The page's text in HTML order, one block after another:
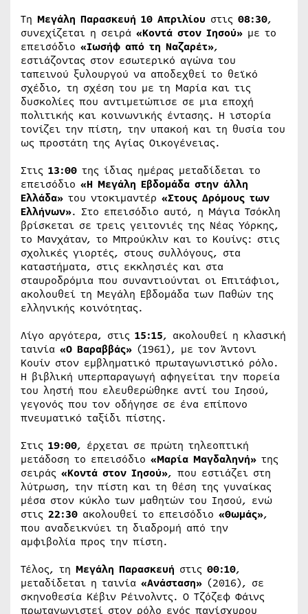
Τη Μεγάλη Παρασκευή 10 Απριλίου στις 08:30,
συνεχίζεται η σειρά «Κοντά στον Ιησού» με το
επεισόδιο «Ιωσήφ από τη Ναζαρέτ»,
εστιάζοντας στον εσωτερικό αγώνα του
ταπεινού ξυλουργού να αποδεχθεί το θεϊκό
σχέδιο, τη σχέση του με τη Μαρία και τις
δυσκολίες που αντιμετώπισε σε μια εποχή
πολιτικής και κοινωνικής έντασης. Η ιστορία
τονίζει την πίστη, την υπακοή και τη θυσία του
ως προστάτη της Αγίας Οικογένειας.
Στις 13:00 της ίδιας ημέρας μεταδίδεται το
επεισόδιο «Η Μεγάλη Εβδομάδα στην άλλη
Ελλάδα» του ντοκιμαντέρ «Στους Δρόμους των
Ελλήνων». Στο επεισόδιο αυτό, η Μάγια Τσόκλη
βρίσκεται σε τρεις γειτονιές της Νέας Υόρκης,
το Μανχάταν, το Μπρούκλιν και το Κουίνς: στις
σχολικές γιορτές, στους συλλόγους, στα
καταστήματα, στις εκκλησιές και στα
σταυροδρόμια που συναντιούνται οι Επιτάφιοι,
ακολουθεί τη Μεγάλη Εβδομάδα των Παθών της
ελληνικής κοινότητας.
Λίγο αργότερα, στις 15:15, ακολουθεί η κλασική
ταινία «Ο Βαραββάς» (1961), με τον Άντονι
Κουίν στον εμβληματικό πρωταγωνιστικό ρόλο.
Η βιβλική υπερπαραγωγή αφηγείται την πορεία
του ληστή που ελευθερώθηκε αντί του Ιησού,
γεγονός που τον οδήγησε σε ένα επίπονο
πνευματικό ταξίδι πίστης.
Στις 19:00, έρχεται σε πρώτη τηλεοπτική
μετάδοση το επεισόδιο «Μαρία Μαγδαληνή» της
σειράς «Κοντά στον Ιησού», που εστιάζει στη
λύτρωση, την πίστη και τη θέση της γυναίκας
μέσα στον κύκλο των μαθητών του Ιησού, ενώ
στις 22:30 ακολουθεί το επεισόδιο «Θωμάς»,
που αναδεικνύει τη διαδρομή από την
αμφιβολία προς την πίστη.
Τέλος, τη Μεγάλη Παρασκευή στις 00:10,
μεταδίδεται η ταινία «Ανάσταση» (2016), σε
σκηνοθεσία Κέβιν Ρέινολντς. Ο Τζόζεφ Φάινς
πρωταγωνιστεί στον ρόλο ενός πανίσχυρου